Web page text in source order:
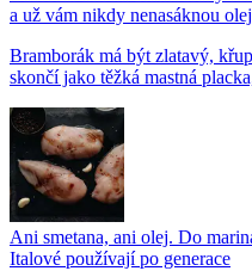
a už vám nikdy nenasáknou olej
Bramborák má být zlatavý,
skončí jako těžká mastná
Ani smetana, ani olej. Do
Italové používají po generace